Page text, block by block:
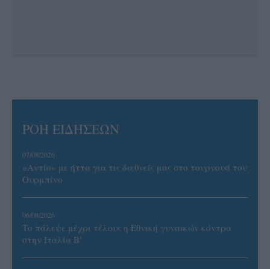
ΡΟΗ ΕΙΔΗΣΕΩΝ
07/08/2026
«Αντίο» με ήττα για τις διεθνείς μας στο τουρνουά του
Ουρμπίνο
06/08/2026
Το πάλεψε μέχρι τέλους η Εθνική γυναικών κόντρα
στην Ιταλία Β’